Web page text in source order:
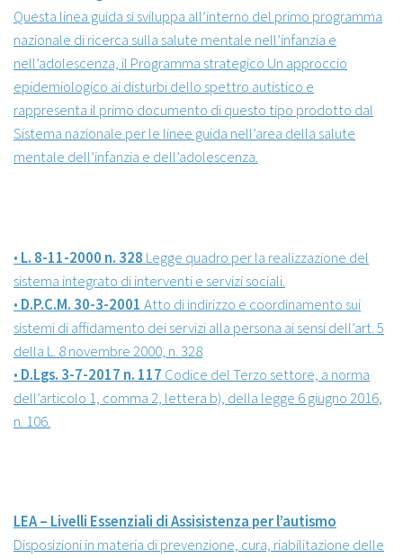
Questa linea guida si sviluppa all’interno del primo programma
nazionale di ricerca sulla salute mentale nell’infanzia e
nell’adolescenza, il Programma strategico Un approccio
epidemiologico ai disturbi dello spettro autistico e
rappresenta il primo documento di questo tipo prodotto dal
Sistema nazionale per le linee guida nell’area della salute
mentale dell’infanzia e dell’adolescenza.
• L. 8-11-2000 n. 328 Legge quadro per la realizzazione del
sistema integrato di interventi e servizi sociali.
• D.P.C.M. 30-3-2001 Atto di indirizzo e coordinamento sui
sistemi di affidamento dei servizi alla persona ai sensi dell’art. 5
della L. 8 novembre 2000, n. 328
• D.Lgs. 3-7-2017 n. 117 Codice del Terzo settore, a norma
dell’articolo 1, comma 2, lettera b), della legge 6 giugno 2016,
n. 106.
LEA – Livelli Essenziali di Assisistenza per l’autismo
Disposizioni in materia di prevenzione, cura, riabilitazione delle